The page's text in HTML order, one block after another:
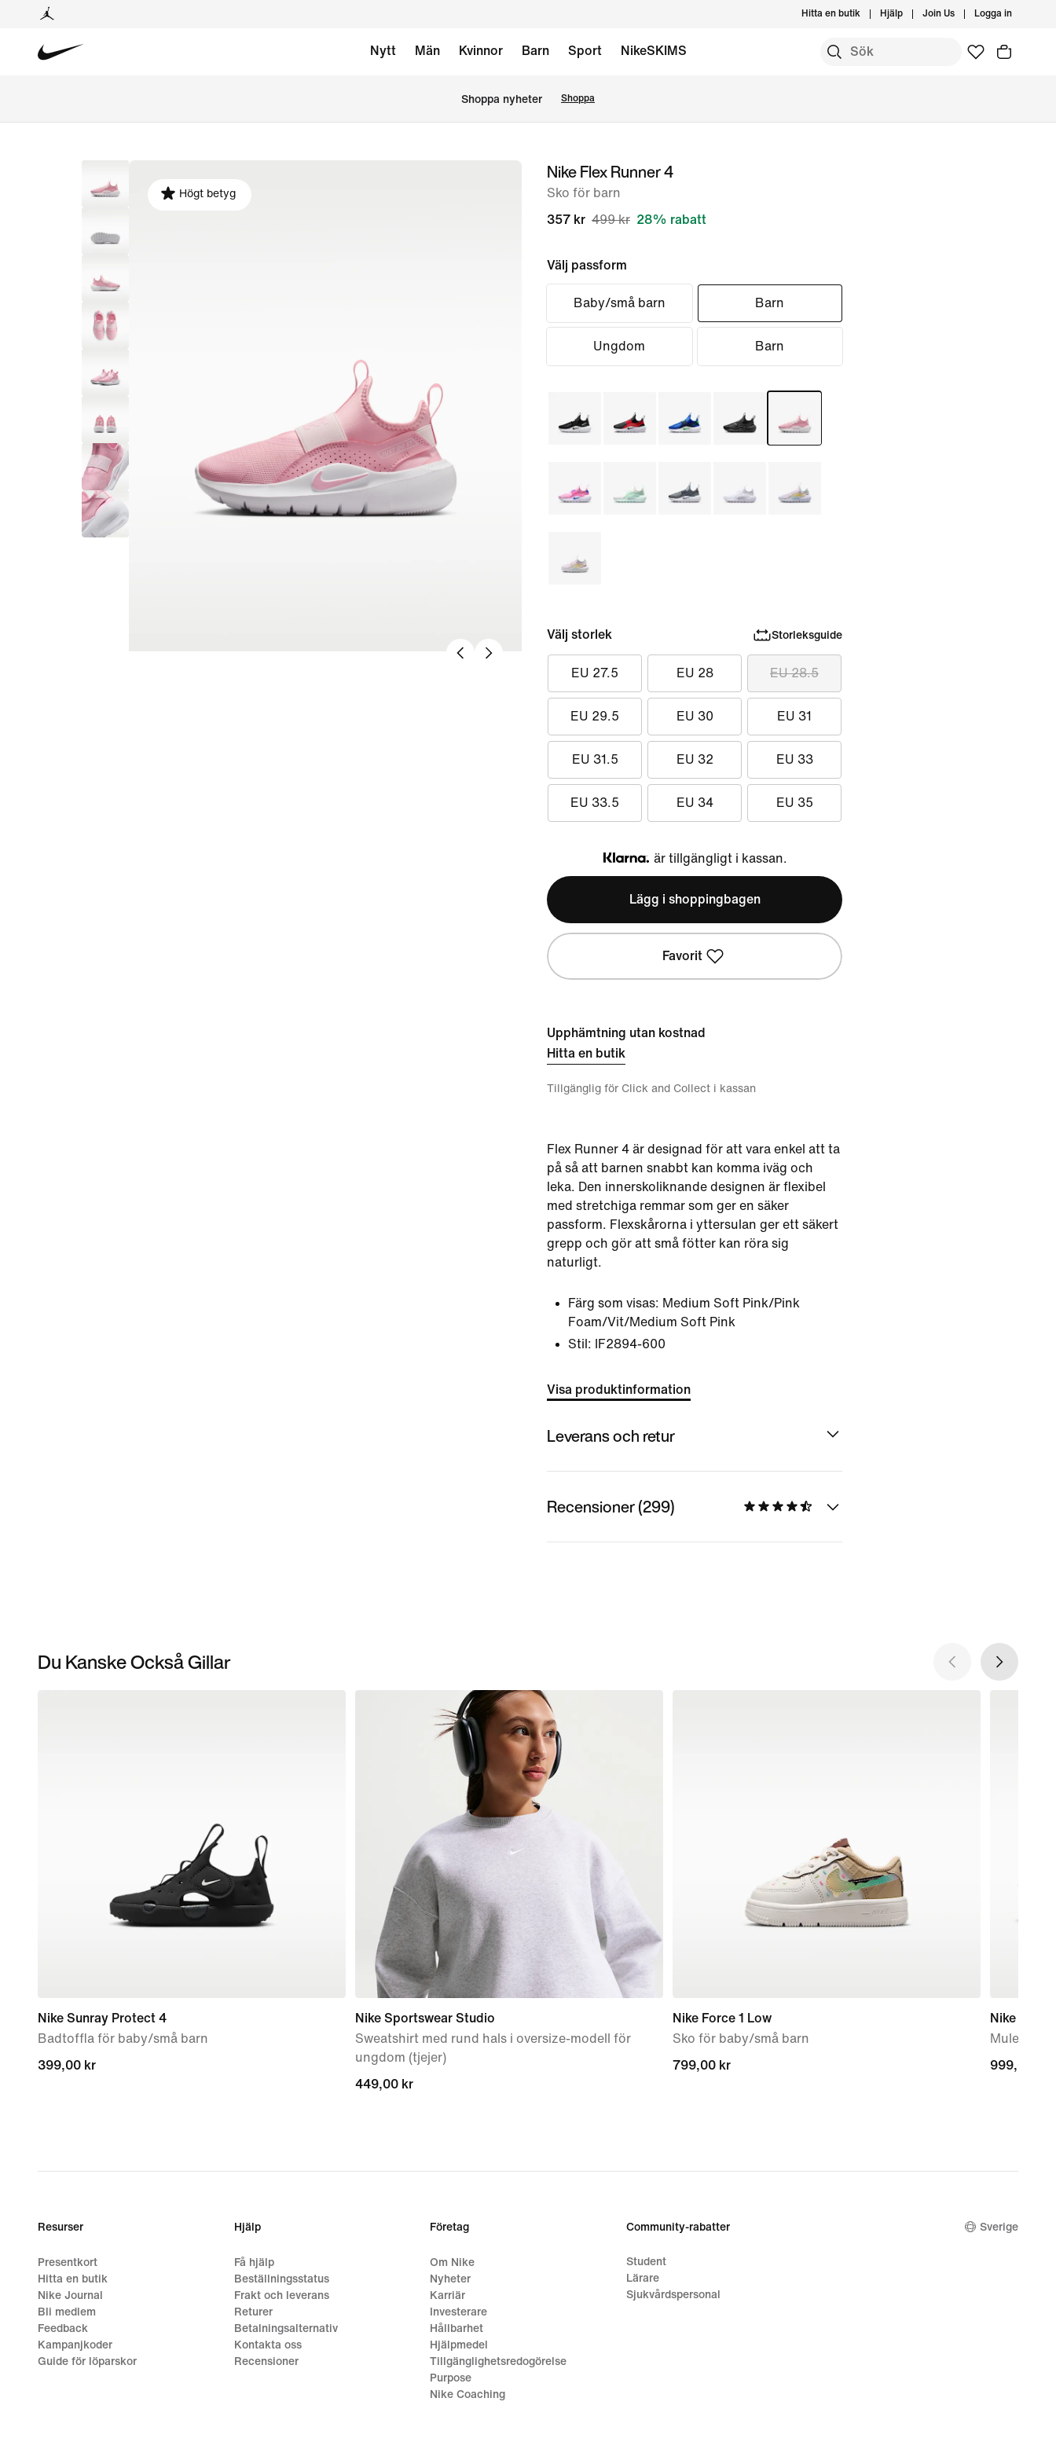
Hitta en butik Hjälp Join Us Logga in
Nytt Män Kvinnor Barn Sport NikeSKIMS
Shoppa nyheter Shoppa
Högt betyg
Nike Flex Runner 4
Sko för barn
357 kr 499 kr 28% rabatt
Välj passform
Baby/små barn Barn
Ungdom Barn
Välj storlek Storleksguide
EU 27.5 EU 28 EU 28.5
EU 29.5 EU 30 EU 31
EU 31.5 EU 32 EU 33
EU 33.5 EU 34 EU 35
Klarna
är tillgängligt i kassan.
Lägg i shoppingbagen
Favorit
Upphämtning utan kostnad
Hitta en butik
Tillgänglig för Click and Collect i kassan
Flex Runner 4 är designad för att vara enkel att ta
på så att barnen snabbt kan komma iväg och
leka. Den innerskoliknande designen är flexibel
med stretchiga remmar som ger en säker
passform. Flexskårorna i yttersulan ger ett säkert
grepp och gör att små fötter kan röra sig
naturligt.
Färg som visas: Medium Soft Pink/Pink
Foam/Vit/Medium Soft Pink
Stil:
IF2894-600
Visa produktinformation
Leverans och retur
Recensioner (299)
Du Kanske Också Gillar
Nike Sunray Protect 4
Badtoffla för baby/små barn
399,00 kr
399,00 kr
Nike Sportswear Studio
Sweatshirt med rund hals i oversize-modell för
ungdom (tjejer)
449,00 kr
449,00 kr
Nike Force 1 Low
Sko för baby/små barn
799,00 kr
799,00 kr
Nike Mind
Mules för
999,00 kr
999,00 kr
Resurser
Presentkort
Hitta en butik
Nike Journal
Bli medlem
Feedback
Kampanjkoder
Guide för löparskor
Hjälp
Få hjälp
Beställningsstatus
Frakt och leverans
Returer
Betalningsalternativ
Kontakta oss
Recensioner
Företag
Om Nike
Nyheter
Karriär
Investerare
Hållbarhet
Hjälpmedel
Tillgänglighetsredogörelse
Purpose
Nike Coaching
Community-rabatter
Student
Lärare
Sjukvårdspersonal
Sverige